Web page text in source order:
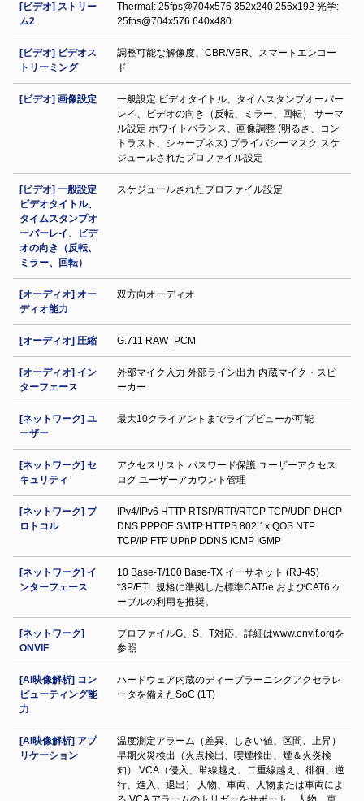
[ビデオ] ストリー
ム2
Thermal: 25fps@704x576 352x240 256x192 光学:
25fps@704x576 640x480
[ビデオ] ビデオス
トリーミング
調整可能な解像度、CBR/VBR、スマートエンコー
ド
[ビデオ] 画像設定
一般設定 ビデオタイトル、タイムスタンプオーバー
レイ、ビデオの向き（反転、ミラー、回転） サーマ
ル設定 ホワイトバランス、画像調整 (明るさ、コン
トラスト、シャープネス) プライバシーマスク スケ
ジュールされたプロファイル設定
[ビデオ] 一般設定
ビデオタイトル、
タイムスタンプオ
ーバーレイ、ビデ
オの向き（反転、
ミラー、回転）
スケジュールされたプロファイル設定
[オーディオ] オー
ディオ能力
双方向オーディオ
[オーディオ] 圧縮 G.711 RAW_PCM
[オーディオ] イン
ターフェース
外部マイク入力 外部ライン出力 内蔵マイク・スピ
ーカー
[ネットワーク] ユ
ーザー
最大10クライアントまでライブビューが可能
[ネットワーク] セ
キュリティ
アクセスリスト パスワード保護 ユーザーアクセス
ログ ユーザーアカウント管理
[ネットワーク] プ
ロトコル
IPv4/IPv6 HTTP RTSP/RTP/RTCP TCP/UDP DHCP
DNS PPPOE SMTP HTTPS 802.1x QOS NTP
TCP/IP FTP UPnP DDNS ICMP IGMP
[ネットワーク] イ
ンターフェース
10 Base-T/100 Base-TX イーサネット (RJ-45)
*3P/ETL 規格に準拠した標準CAT5e およびCAT6 ケ
ーブルの利用を推奨。
[ネットワーク]
ONVIF
プロファイルG、S、T対応、詳細はwww.onvif.orgを
参照
[AI映像解析] コン
ピューティング能
力
ハードウェア内蔵のディープラーニングアクセラレ
ータを備えたSoC (1T)
[AI映像解析] アプ
リケーション
温度測定アラーム（差異、しきい値、区間、上昇）
早期火災検出（火点検出、喫煙検出、煙＆火炎検
知） VCA（侵入、単線越え、二重線越え、徘徊、逆
行、進入、退出） 人物、車両、人物または車両によ